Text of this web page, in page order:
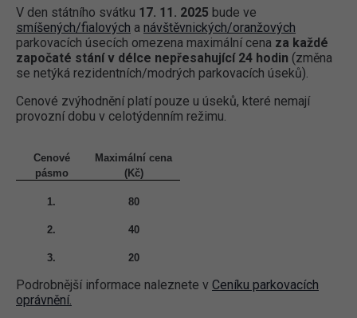
V den státního svátku 17. 11. 2025 bude ve
smíšených/fialových a návštěvnických/oranžových
parkovacích úsecích omezena maximální cena za každé
započaté stání v délce nepřesahující 24 hodin (změna
se netýká rezidentních/modrých parkovacích úseků).
Cenové zvýhodnění platí pouze u úseků, které nemají
provozní dobu v celotýdenním režimu.
Cenové
pásmo
Maximální cena
(Kč)
1. 80
2. 40
3. 20
Podrobnější informace naleznete v Ceníku parkovacích
oprávnění.